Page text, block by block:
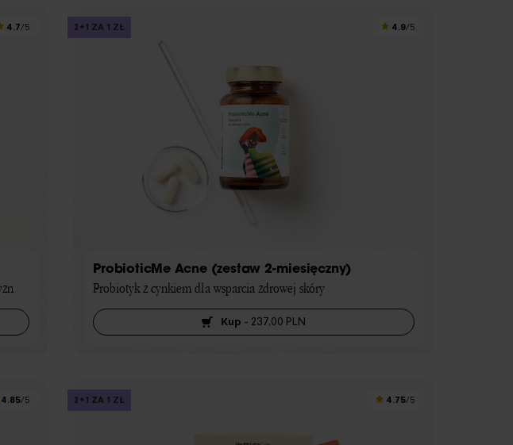
4.7/5 2+1 ZA 1 ZŁ 4.9/5
ProbioticMe Acne (zestaw 2-miesięczny)
Probiotyk z cynkiem dla wsparcia zdrowej skóry
Kup - 237,00 PLN
4.85/5 2+1 ZA 1 ZŁ 4.75/5